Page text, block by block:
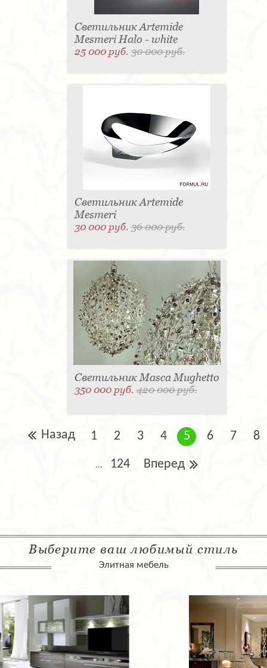
Светильник Artemide
Mesmeri Halo - white
25 000 руб.30 000 руб.
Светильник Artemide
Mesmeri
30 000 руб.36 000 руб.
Светильник Masca Mughetto
350 000 руб.420 000 руб.
Назад 1 2 3 4 5 6 7 8
... 124 Вперед
Выберите ваш любимый стиль
Элитная мебель